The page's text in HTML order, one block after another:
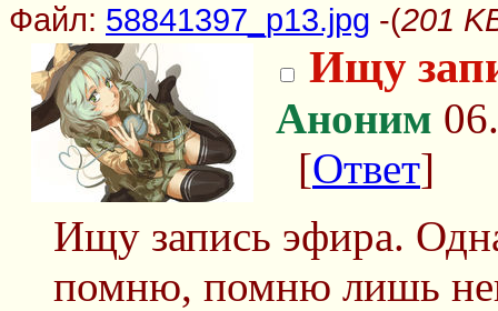
Файл: 58841397_p13.jpg -(201
Ищу
Аноним
[Ответ]
Ищу запись эфира.
помню, помню лишь